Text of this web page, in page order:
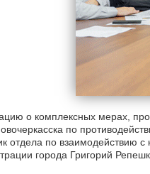
о комплексных мерах,
по
отдела по взаимодействию
города Григорий